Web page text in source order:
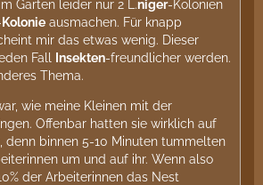
Garten leider nur 2 L.niger-Kolonien
Kolonie ausmachen. Für knapp
mir das etwas wenig. Dieser
Fall
Insekten-freundlicher werden.
Thema.
wie meine Kleinen mit der
Offenbar hatten sie wirklich auf
denn binnen 5-10 Minuten tummelten
um und auf ihr. Wenn also
der Arbeiterinnen das Nest